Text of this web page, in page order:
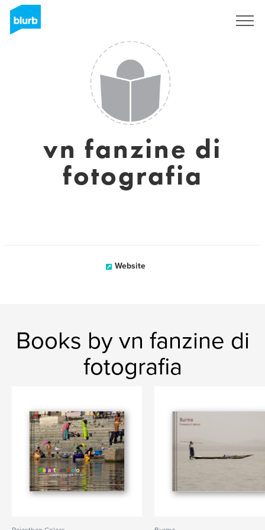
vn fanzine di
fotografia
Website
Books by vn fanzine di
fotografia